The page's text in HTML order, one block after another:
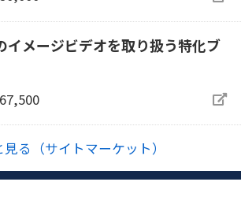
イメージビデオを取り扱う特化ブ
る（サイトマーケット）